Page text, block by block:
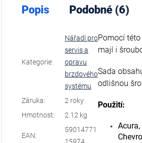
Popis Podobné (6)
Pomocí
mají i
Sada
odlišnou
Použití:
Kategorie:
Nářadí pro
servis a
opravu
brzdového
systému
Záruka:
2 roky
Hmotnost: 2.12 kg
EAN:
59014771